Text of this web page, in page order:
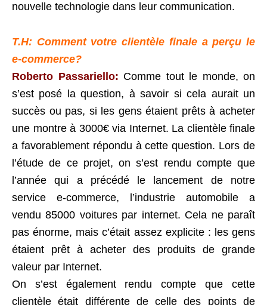
nouvelle technologie dans leur communication.
T.H: Comment votre clientèle finale a perçu le
e-commerce?
Roberto Passariello: Comme tout le monde, on
s’est posé la question, à savoir si cela aurait un
succès ou pas, si les gens étaient prêts à acheter
une montre à 3000€ via Internet. La clientèle finale
a favorablement répondu à cette question. Lors de
l’étude de ce projet, on s’est rendu compte que
l’année qui a précédé le lancement de notre
service e-commerce, l’industrie automobile a
vendu 85000 voitures par internet. Cela ne paraît
pas énorme, mais c’était assez explicite : les gens
étaient prêt à acheter des produits de grande
valeur par Internet.
On s’est également rendu compte que cette
clientèle était différente de celle des points de